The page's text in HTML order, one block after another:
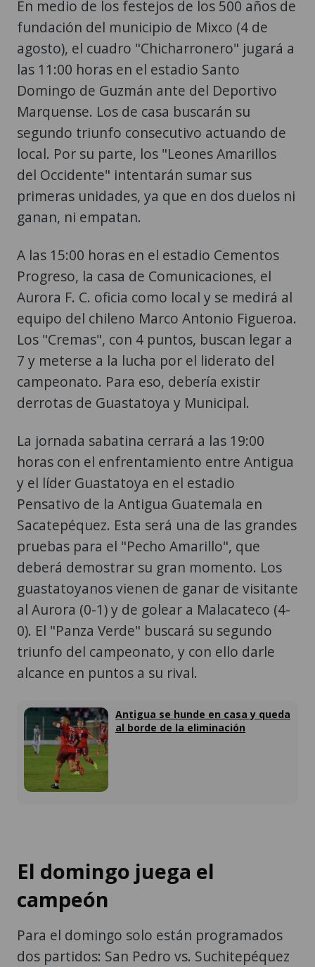
En medio de los festejos de los 500 años de
fundación del municipio de Mixco (4 de
agosto), el cuadro "Chicharronero" jugará a
las 11:00 horas en el estadio Santo
Domingo de Guzmán ante del Deportivo
Marquense. Los de casa buscarán su
segundo triunfo consecutivo actuando de
local. Por su parte, los "Leones Amarillos
del Occidente" intentarán sumar sus
primeras unidades, ya que en dos duelos ni
ganan, ni empatan.
A las 15:00 horas en el estadio Cementos
Progreso, la casa de Comunicaciones, el
Aurora F. C. oficia como local y se medirá al
equipo del chileno Marco Antonio Figueroa.
Los "Cremas", con 4 puntos, buscan legar a
7 y meterse a la lucha por el liderato del
campeonato. Para eso, debería existir
derrotas de Guastatoya y Municipal.
La jornada sabatina cerrará a las 19:00
horas con el enfrentamiento entre Antigua
y el líder Guastatoya en el estadio
Pensativo de la Antigua Guatemala en
Sacatepéquez. Esta será una de las grandes
pruebas para el "Pecho Amarillo", que
deberá demostrar su gran momento. Los
guastatoyanos vienen de ganar de visitante
al Aurora (0-1) y de golear a Malacateco (4-
0). El "Panza Verde" buscará su segundo
triunfo del campeonato, y con ello darle
alcance en puntos a su rival.
Antigua se hunde en casa y queda
al borde de la eliminación
El domingo juega el
campeón
Para el domingo solo están programados
dos partidos: San Pedro vs. Suchitepéquez